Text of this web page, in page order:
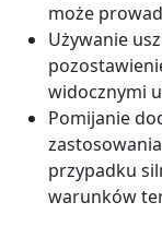
może
Używanie
widocznymi
Pomijanie
przypadku
warunków